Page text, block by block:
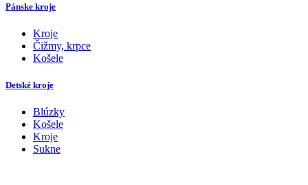
Pánske kroje
Kroje
Čižmy, krpce
Košele
Detské kroje
Blúzky
Košele
Kroje
Sukne